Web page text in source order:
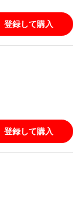
登録して購入
登録して購入